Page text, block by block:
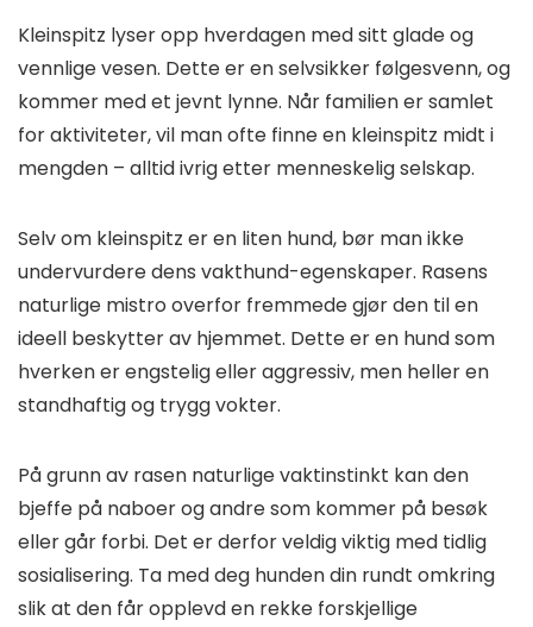
Kleinspitz lyser opp hverdagen med sitt glade og
vennlige vesen. Dette er en selvsikker følgesvenn, og
kommer med et jevnt lynne. Når familien er samlet
for aktiviteter, vil man ofte finne en kleinspitz midt i
mengden – alltid ivrig etter menneskelig selskap.
Selv om kleinspitz er en liten hund, bør man ikke
undervurdere dens vakthund-egenskaper. Rasens
naturlige mistro overfor fremmede gjør den til en
ideell beskytter av hjemmet. Dette er en hund som
hverken er engstelig eller aggressiv, men heller en
standhaftig og trygg vokter.
På grunn av rasen naturlige vaktinstinkt kan den
bjeffe på naboer og andre som kommer på besøk
eller går forbi. Det er derfor veldig viktig med tidlig
sosialisering. Ta med deg hunden din rundt omkring
slik at den får opplevd en rekke forskjellige